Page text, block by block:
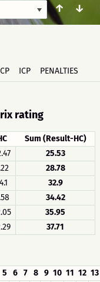
↑ ↓
ICP PENALTIES
rating
Sum (Result-HC)
25.53
28.78
32.9
34.42
35.95
37.71
5 6 7 8 9 10 11 12 13